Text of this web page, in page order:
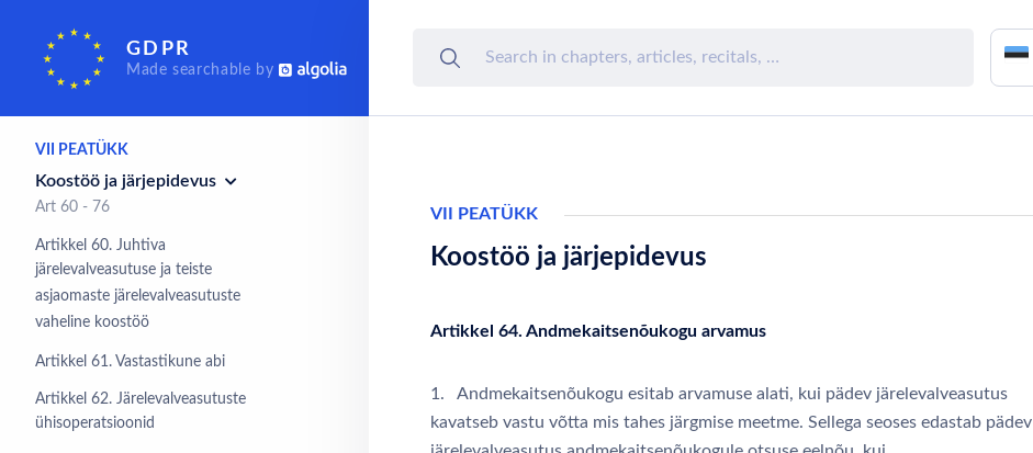
GDPR
Made searchable by
Sõltumatud
järelevalveasutused
Art 51 - 59
VII PEATÜKK
Koostöö ja järjepidevus
Art 60 - 76
Artikkel 60. Juhtiva
järelevalveasutuse ja teiste
asjaomaste järelevalveasutuste
vaheline koostöö
Artikkel 61. Vastastikune abi
Artikkel 62. Järelevalveasutuste
ühisoperatsioonid
VII PEATÜKK
Koostöö ja järjepidevus
Artikkel 64. Andmekaitsenõukogu arvamus
1. Andmekaitsenõukogu esitab arvamuse alati, kui pädev järelevalveasutus
kavatseb vastu võtta mis tahes järgmise meetme. Sellega seoses edastab pädev